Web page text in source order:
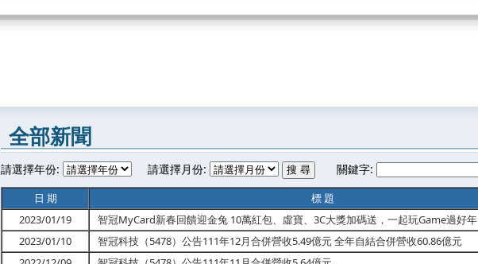
全部新聞
請選擇年份: 請選擇月份: 關鍵字:
日 期
標 題
2023/01/19
智冠MyCard新春回饋迎金兔 10萬紅包、虛寶、3C大獎加碼送，一起玩Game過好年
2023/01/10
智冠科技（5478）公告111年12月合併營收5.49億元 全年自結合併營收60.86億元